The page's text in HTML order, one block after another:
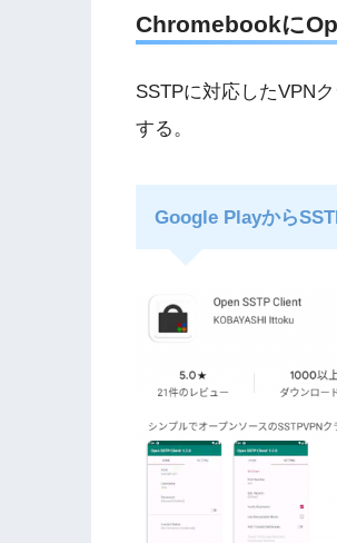
Chromebookに
SSTPに対応したVPN
する。
Google Playから